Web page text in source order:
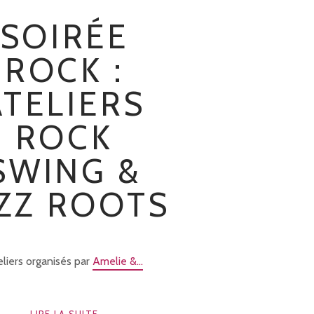
SOIRÉE
ROCK :
ROCK
&
ROOTS
organisés parAmelie &...